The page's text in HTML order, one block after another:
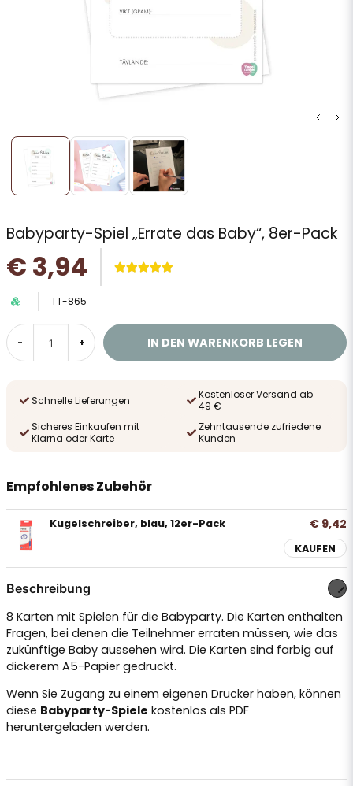
Babyparty-Spiel „Errate das Baby“, 8er-Pack
€ 3,94
TT-865
- + IN DEN WARENKORB LEGEN
Schnelle Lieferungen
Kostenloser Versand ab
49 €
Sicheres Einkaufen mit
Klarna oder Karte
Zehntausende zufriedene
Kunden
Empfohlenes Zubehör
Kugelschreiber, blau, 12er-Pack € 9,42
KAUFEN
Beschreibung
8 Karten mit Spielen für die Babyparty. Die Karten enthalten
Fragen, bei denen die Teilnehmer erraten müssen, wie das
zukünftige Baby aussehen wird. Die Karten sind farbig auf
dickerem A5-Papier gedruckt.
Wenn Sie Zugang zu einem eigenen Drucker haben, können
diese Babyparty-Spiele kostenlos als PDF
heruntergeladen werden.